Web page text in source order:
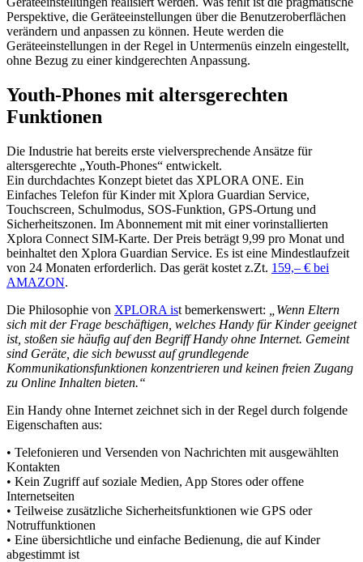
Perspektive, die Geräteeinstellungen über die Benutzeroberflächen
verändern und anpassen zu können. Heute werden die
Geräteeinstellungen in der Regel in Untermenüs einzeln eingestellt,
ohne Bezug zu einer kindgerechten Anpassung.
Youth-Phones mit altersgerechten
Funktionen
Die Industrie hat bereits erste vielversprechende Ansätze für
altersgerechte „Youth-Phones“ entwickelt.
Ein durchdachtes Konzept bietet das XPLORA ONE. Ein
Einfaches Telefon für Kinder mit Xplora Guardian Service,
Touchscreen, Schulmodus, SOS-Funktion, GPS-Ortung und
Sicherheitszonen. Im Abonnement mit mit einer vorinstallierten
Xplora Connect SIM-Karte. Der Preis beträgt 9,99 pro Monat und
beinhaltet den Xplora Guardian Service. Es ist eine Mindestlaufzeit
von 24 Monaten erforderlich. Das gerät kostet z.Zt. 159,– € bei
AMAZON.
Die Philosophie von XPLORA ist bemerkenswert:
„Wenn Eltern
sich mit der Frage beschäftigen, welches Handy für Kinder geeignet
ist, stoßen sie häufig auf den Begriff Handy ohne Internet. Gemeint
sind Geräte, die sich bewusst auf grundlegende
Kommunikationsfunktionen konzentrieren und keinen freien Zugang
zu Online Inhalten bieten.“
Ein Handy ohne Internet zeichnet sich in der Regel durch folgende
Eigenschaften aus:
• Telefonieren und Versenden von Nachrichten mit ausgewählten
Kontakten
• Kein Zugriff auf soziale Medien, App Stores oder offene
Internetseiten
• Teilweise zusätzliche Sicherheitsfunktionen wie GPS oder
Notruffunktionen
• Eine übersichtliche und einfache Bedienung, die auf Kinder
abgestimmt ist